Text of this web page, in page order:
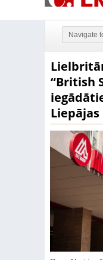
“British